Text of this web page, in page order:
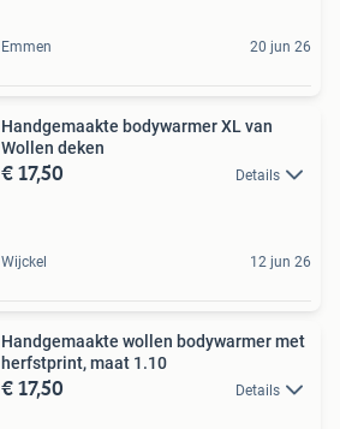
Emmen 20 jun 26
Handgemaakte bodywarmer XL van
Wollen deken
€ 17,50 Details
Wijckel 12 jun 26
Handgemaakte wollen bodywarmer met
herfstprint, maat 1.10
€ 17,50 Details